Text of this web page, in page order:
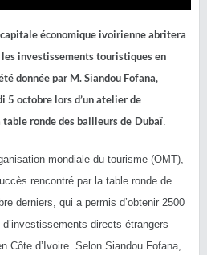
économique ivoirienne abritera
investissements touristiques en
donnée par M. Siandou Fofana,
5 octobre lors d’un atelier de
ronde des bailleurs de Dubaï
mondiale du tourisme (OMT),
rencontré par la table ronde de
derniers, qui a permis d’obtenir 2500
directs étrangers
Côte d’Ivoire. Selon Siandou Fofana,